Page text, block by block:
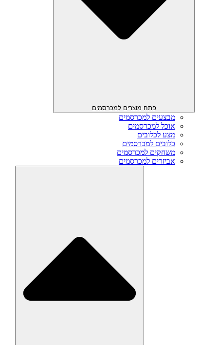
פתח מוצרים למכרסמים
מבצעים למכרסמים
אוכל למכרסמים
מצע לכלובים
כלובים למכרסמים
משחקים למכרסמים
אביזרים למכרסמים